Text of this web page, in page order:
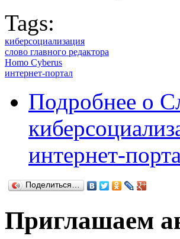
Tags:
киберсоциализация
слово главного редактора
Homo Cyberus
интернет-портал
Подробнее о
интернет-
Поделиться…
Приглашаем